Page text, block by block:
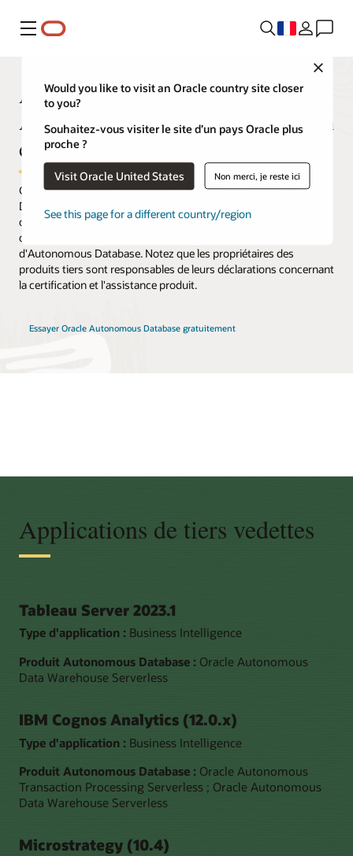
Menu
Would you like to visit an Oracle country site closer
to you?
Souhaitez-vous visiter le site d’un pays Oracle plus
proche ?
Visit Oracle United States Non merci, je reste ici
See this page for a different country/region
Applications tierces Oracle
Autonomous Database - Validation
et compatibilité
Cette page contient la matrice de validation Autonomous
Database pour les applications et outils tiers. Sauf indication
contraire, les outils et applications répertoriés dans le tableau ci-
dessous sont pris en charge par tous les types de déploiement
d'Autonomous Database. Notez que les propriétaires des
produits tiers sont responsables de leurs déclarations concernant
la certification et l'assistance produit.
Essayer Oracle Autonomous Database gratuitement
Applications de tiers vedettes
Tableau Server 2023.1
Type d'application : Business Intelligence
Produit Autonomous Database : Oracle Autonomous
Data Warehouse Serverless
IBM Cognos Analytics (12.0.x)
Type d'application : Business Intelligence
Produit Autonomous Database : Oracle Autonomous
Transaction Processing Serverless ; Oracle Autonomous
Data Warehouse Serverless
Microstrategy (10.4)